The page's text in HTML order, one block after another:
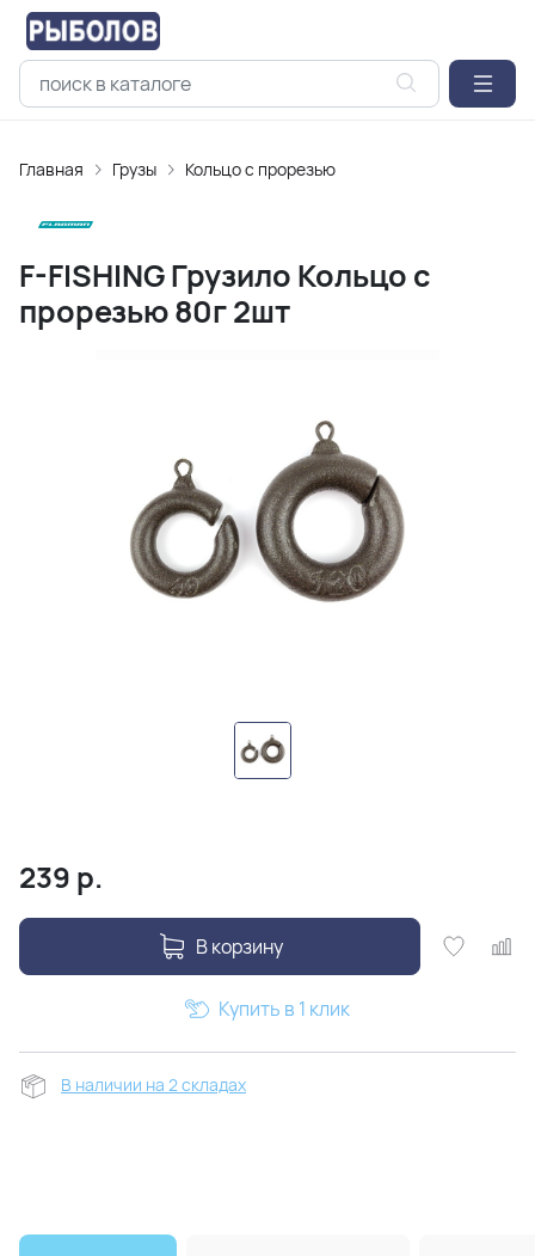
Главная Грузы Кольцо с прорезью
F-FISHING Грузило Кольцо с
прорезью 80г 2шт
239 р.
В корзину
Купить в 1 клик
В наличии на 2 складах